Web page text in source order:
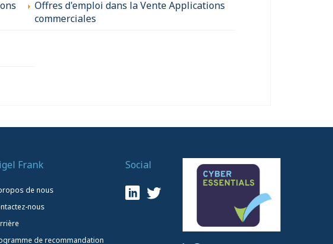
Offres d'emploi dans la Vente Applications
commerciales
Frank
de nous
nous
de recommandation
Social